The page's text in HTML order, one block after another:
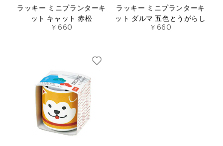
ラッキー ミニプランターキ
ット キャット 赤松
￥660
ラッキー ミニプランターキ
ット ダルマ 五色とうがらし
￥660